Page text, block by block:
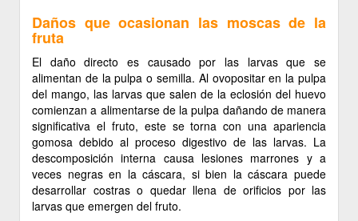
Daños que ocasionan las moscas de la
fruta
El daño directo es causado por las larvas que se
alimentan de la pulpa o semilla. Al ovopositar en la pulpa
del mango, las larvas que salen de la eclosión del huevo
comienzan a alimentarse de la pulpa dañando de manera
significativa el fruto, este se torna con una apariencia
gomosa debido al proceso digestivo de las larvas. La
descomposición interna causa lesiones marrones y a
veces negras en la cáscara, si bien la cáscara puede
desarrollar costras o quedar llena de orificios por las
larvas que emergen del fruto.